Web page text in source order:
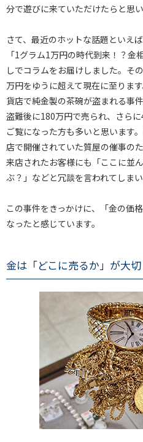
分で遊びに来ていただけたらと思い
さて、最近のホットな話題といえ
「1グラム1万円の時代到来！？
しでコラムをお届けしました。そ
万円をゆうに超えて現在に至りま
貨店で純金製の茶碗が盗まれる事
盗難後に180万円で売られ、さら
ご覧になった方も多いと思います
店で開催されていた質屋の催事の
来店されたお客様にも「ここに並
ぶ？」などと冗談を言われてしまい
この事件をきっかけに、「金の価
なったと感じています。
金は「どこに売るか」が大切